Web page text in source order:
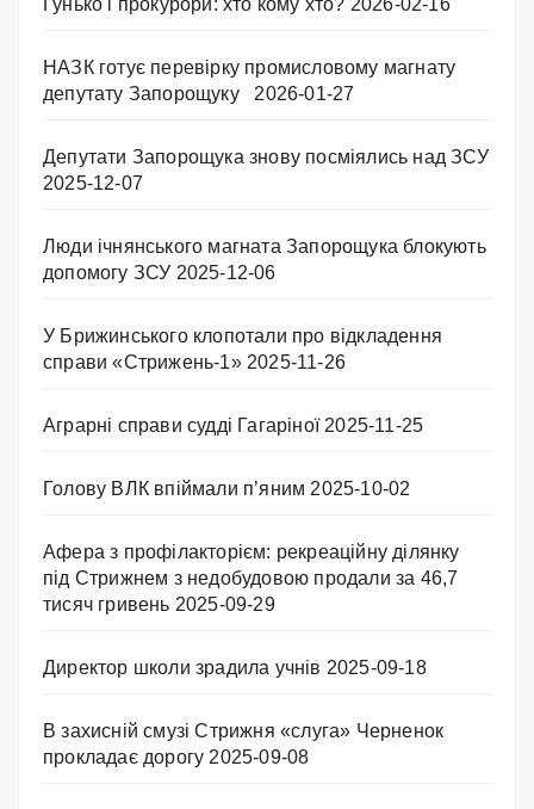
Гунько і прокурори: хто кому хто? 2026-02-16
НАЗК готує перевірку промисловому магнату
депутату Запорощуку
2026-01-27
Депутати Запорощука знову посміялись над ЗСУ
2025-12-07
Люди ічнянського магната Запорощука блокують
допомогу ЗСУ 2025-12-06
У Брижинського клопотали про відкладення
справи «Стрижень-1» 2025-11-26
Аграрні справи судді Гагаріної 2025-11-25
Голову ВЛК впіймали п’яним 2025-10-02
Афера з профілакторієм: рекреаційну ділянку
під Стрижнем з недобудовою продали за 46,7
тисяч гривень 2025-09-29
Директор школи зрадила учнів 2025-09-18
В захисній смузі Стрижня «слуга» Черненок
прокладає дорогу 2025-09-08